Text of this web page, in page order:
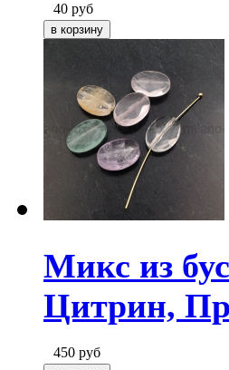
40 руб
Микс из
Цитрин,
450 руб